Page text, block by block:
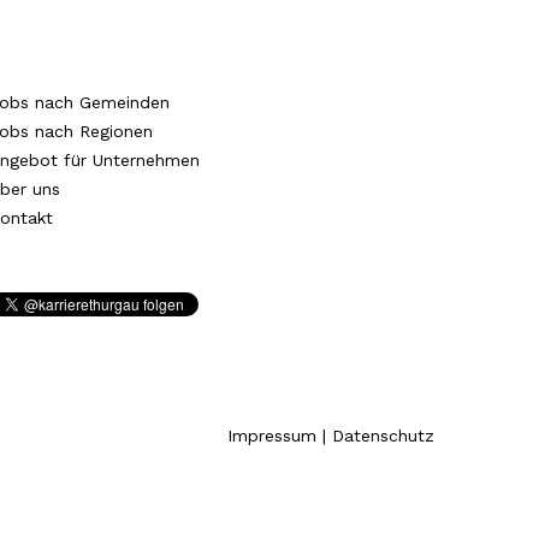
nach Gemeinden
nach Regionen
für Unternehmen
uns
Impressum | Datenschutz